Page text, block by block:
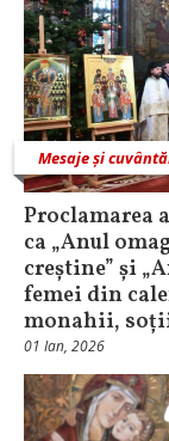
Mesaje și
Proclamarea
ca „Anul
creștine” și
femei din
monahii,
01 Ian, 2026